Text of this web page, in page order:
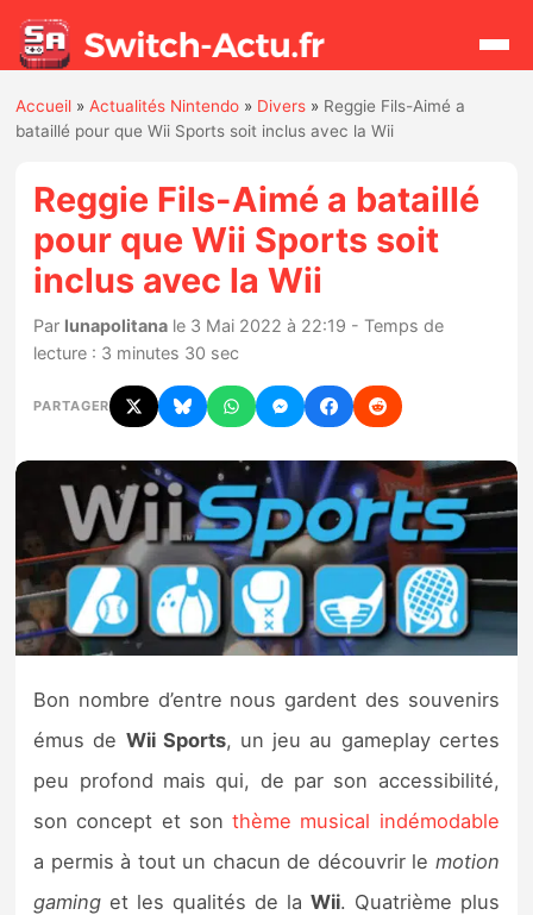
Rechercher
Actualités
Jeux
Hardware
Mises à jour
Chiffres de ventes
Rumeurs
Nintendo Direct
Tests et previews
Tests de jeux
Tests d’accessoires
Autres tests
Previews
Accueil »Actualités Nintendo » Divers » Reggie Fils-Aimé a
bataillé pour que Wii Sports soit inclus avec la Wii
Reggie Fils-Aimé a bataillé
pour que Wii Sports soit
inclus avec la Wii
Par lunapolitana le 3 Mai 2022 à 22:19 - Temps de
lecture : 3 minutes 30 sec
PARTAGER
Bon nombre d’entre nous gardent des souvenirs
émus de Wii Sports, un jeu au gameplay certes
peu profond mais qui, de par son accessibilité,
son concept et sonthème musical indémodable
a permis à tout un chacun de découvrir le motion
gaming et les qualités de la Wii. Quatrième plus